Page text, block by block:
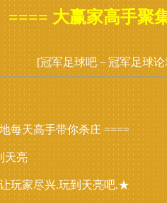
==== 大赢家高手聚
[冠军足球吧－冠军足球
每天高手带你杀庄 ====
天亮
玩家尽兴.玩到天亮吧.★